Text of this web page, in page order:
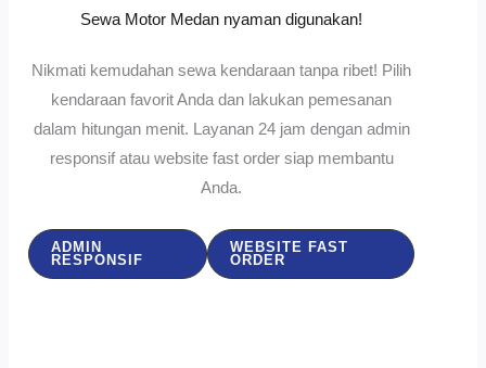
Sewa Motor Medan nyaman digunakan!
Nikmati kemudahan sewa kendaraan tanpa ribet! Pilih
kendaraan favorit Anda dan lakukan pemesanan
dalam hitungan menit. Layanan 24 jam dengan admin
responsif atau website fast order siap membantu
Anda.
ADMIN
RESPONSIF
WEBSITE FAST
ORDER